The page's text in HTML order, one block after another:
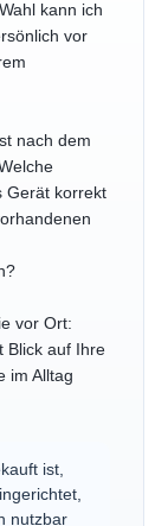
kann ich
vor
nach dem
Gerät korrekt
vor Ort:
Blick auf Ihre
im Alltag
ist,
nutzbar